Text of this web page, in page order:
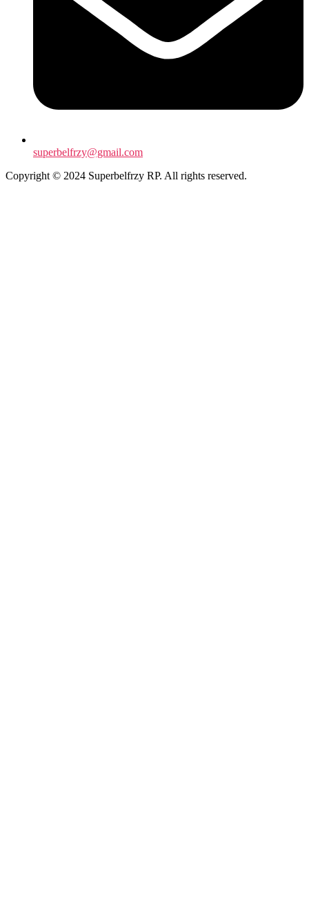
superbelfrzy@gmail.com
Copyright © 2024 Superbelfrzy RP. All rights reserved.